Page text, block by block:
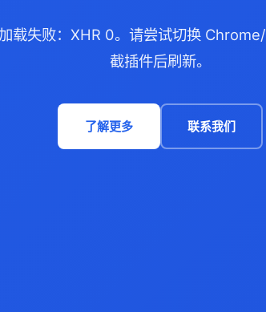
载失败：XHR 0。请尝试切换
截插件后刷新。
了解更多 联系我们